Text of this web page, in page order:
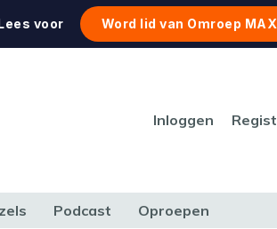
voor Word lid van Omroep MAX
Inloggen
Podcast Oproepen